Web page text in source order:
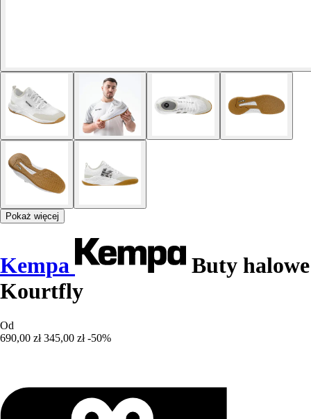
Pokaż więcej
Kempa
Buty halowe
Kourtfly
Od
690,00 zł 345,00 zł -50%